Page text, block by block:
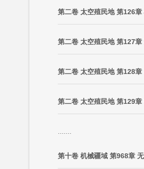
第二卷 太空殖民地 第126章
第二卷 太空殖民地 第127章
第二卷 太空殖民地 第128章
第二卷 太空殖民地 第129章
第十卷 机械疆域 第968章